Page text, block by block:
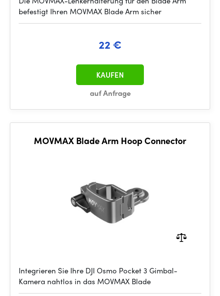
befestigt Ihren MOVMAX Blade Arm sicher
22 €
auf Anfrage
KAUFEN
MOVMAX Blade Arm Hoop Connector
Integrieren Sie Ihre DJI Osmo Pocket 3 Gimbal-
Kamera nahtlos in das MOVMAX Blade